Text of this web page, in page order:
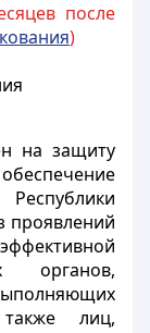
после
)
на защиту
проявлений
органов,
лиц,